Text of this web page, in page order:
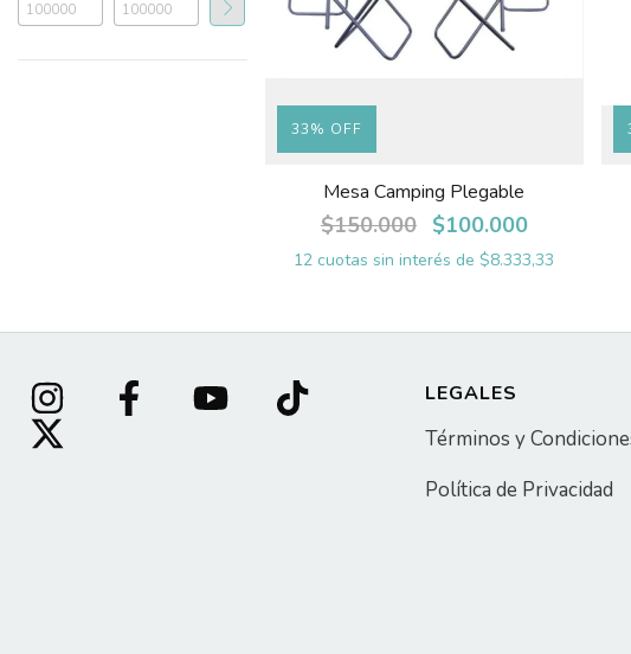
33% OFF
Mesa Camping Plegable
$150.000 $100.000
12 cuotas sin interés de$8.333,33
LEGALES
Términos y
Política de Privacidad